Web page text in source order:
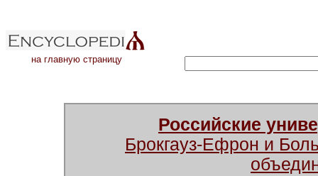
на главную страницу
Российские
Брокгауз-Ефрон и